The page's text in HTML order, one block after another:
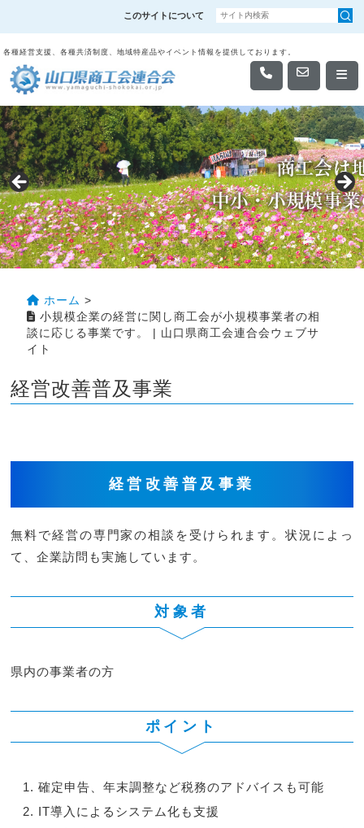
このサイトについて
各種経営支援、各種共済制度、地域特産品やイベント情報を提供しております。
ホーム >
小規模企業の経営に関し商工会が小規模事業者の相
談に応じる事業です。 | 山口県商工会連合会ウェブサ
イト
経営改善普及事業
経営改善普及事業
無料で経営の専門家の相談を受けられます。状況によっ
て、企業訪問も実施しています。
対象者
県内の事業者の方
ポイント
確定申告、年末調整など税務のアドバイスも可能
IT導入によるシステム化も支援